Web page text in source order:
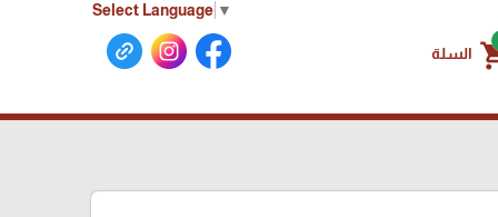
Select Language ▼
السلة